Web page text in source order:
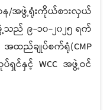
ာန/အဖွဲ့ရုံးကိုယ်စားလှယ်
ဖွဲ့သည် ၉-၁၀-၂၀၂၅ ရက်
အထည်ချုပ်စက်ရုံ(CMP
င်နှင့် WCC အဖွဲ့ဝင်